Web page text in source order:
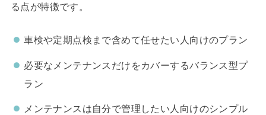
る点が特徴です。
車検や定期点検まで含めて任せたい人向けのプラン
必要なメンテナンスだけをカバーするバランス型プ
ラン
メンテナンスは自分で管理したい人向けのシンプル